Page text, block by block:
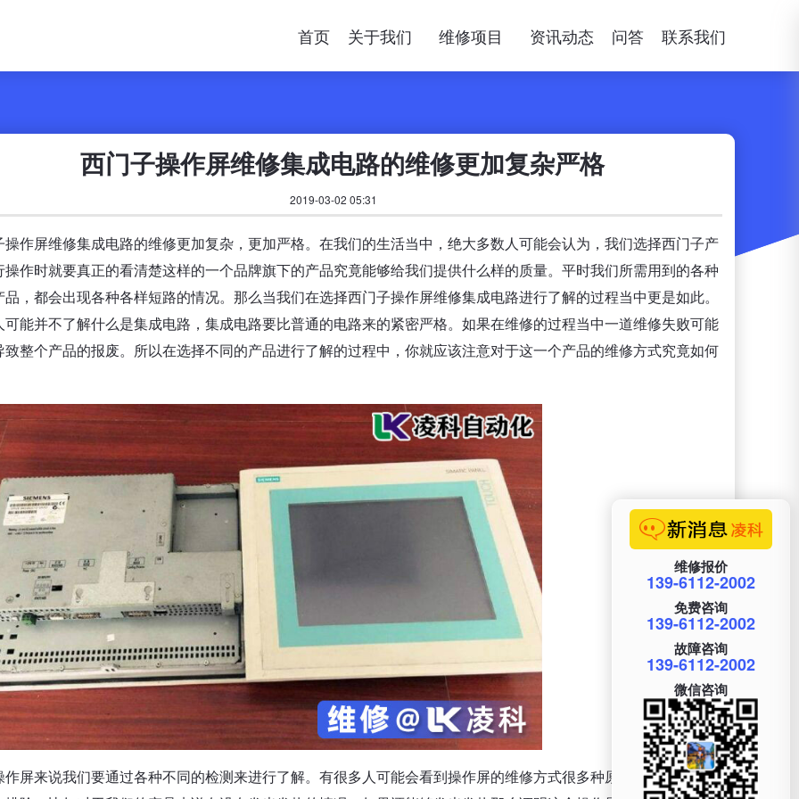
首页 关于我们 维修项目 资讯动态 问答 联系我们
西门子操作屏维修集成电路的维修更加复杂严格
2019-03-02 05:31
操作屏维修集成电路的维修更加复杂，更加严格。在我们的生活当中，绝大多数人可能会认为，我们选择西门子产
操作时就要真正的看清楚这样的一个品牌旗下的产品究竟能够给我们提供什么样的质量。平时我们所需用到的各种
品，都会出现各种各样短路的情况。那么当我们在选择西门子操作屏维修集成电路进行了解的过程当中更是如此。
可能并不了解什么是集成电路，集成电路要比普通的电路来的紧密严格。如果在维修的过程当中一道维修失败可能
致整个产品的报废。所以在选择不同的产品进行了解的过程中，你就应该注意对于这一个产品的维修方式究竟如何
作屏来说我们要通过各种不同的检测来进行了解。有很多人可能会看到操作屏的维修方式很多种原因但是我们要一
维修报价
139-6112-2002
免费咨询
139-6112-2002
故障咨询
139-6112-2002
微信咨询